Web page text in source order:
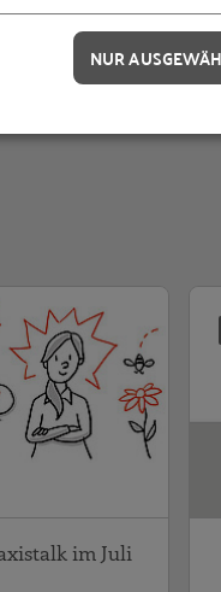
leisten können
im Juli
NUR